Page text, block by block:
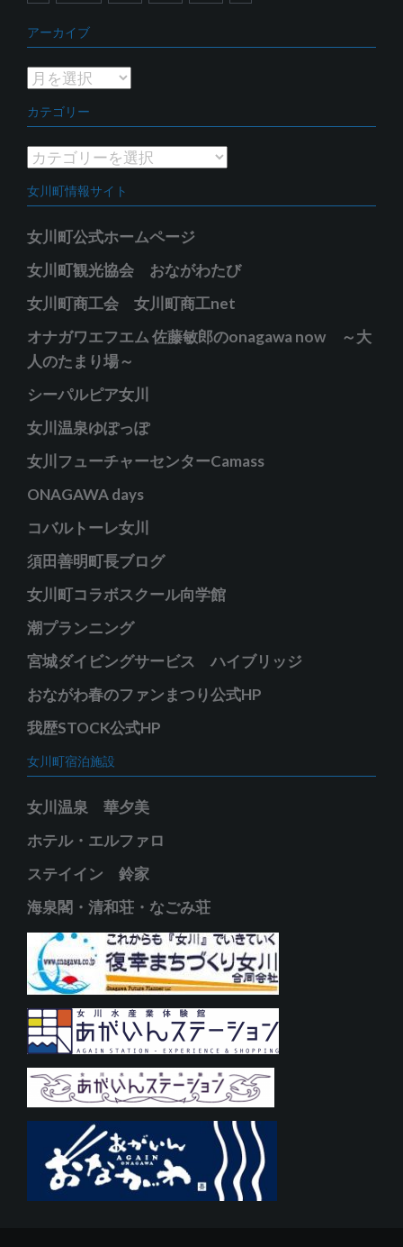
アーカイブ
ア
カ
イ
ブ
カテゴリー
カ
ゴ
リ
女川町情報サイト
女川町公式ホームページ
女川町観光協会 おながわたび
女川町商工会 女川町商工net
オナガワエフエム 佐藤敏郎のonagawa now ～大
人のたまり場～
シーパルピア女川
女川温泉ゆぽっぽ
女川フューチャーセンターCamass
ONAGAWA days
コバルトーレ女川
須田善明町長ブログ
女川町コラボスクール向学館
潮プランニング
宮城ダイビングサービス ハイブリッジ
おながわ春のファンまつり公式HP
我歴STOCK公式HP
女川町宿泊施設
女川温泉 華夕美
ホテル・エルファロ
ステイイン 鈴家
海泉閣・清和荘・なごみ荘